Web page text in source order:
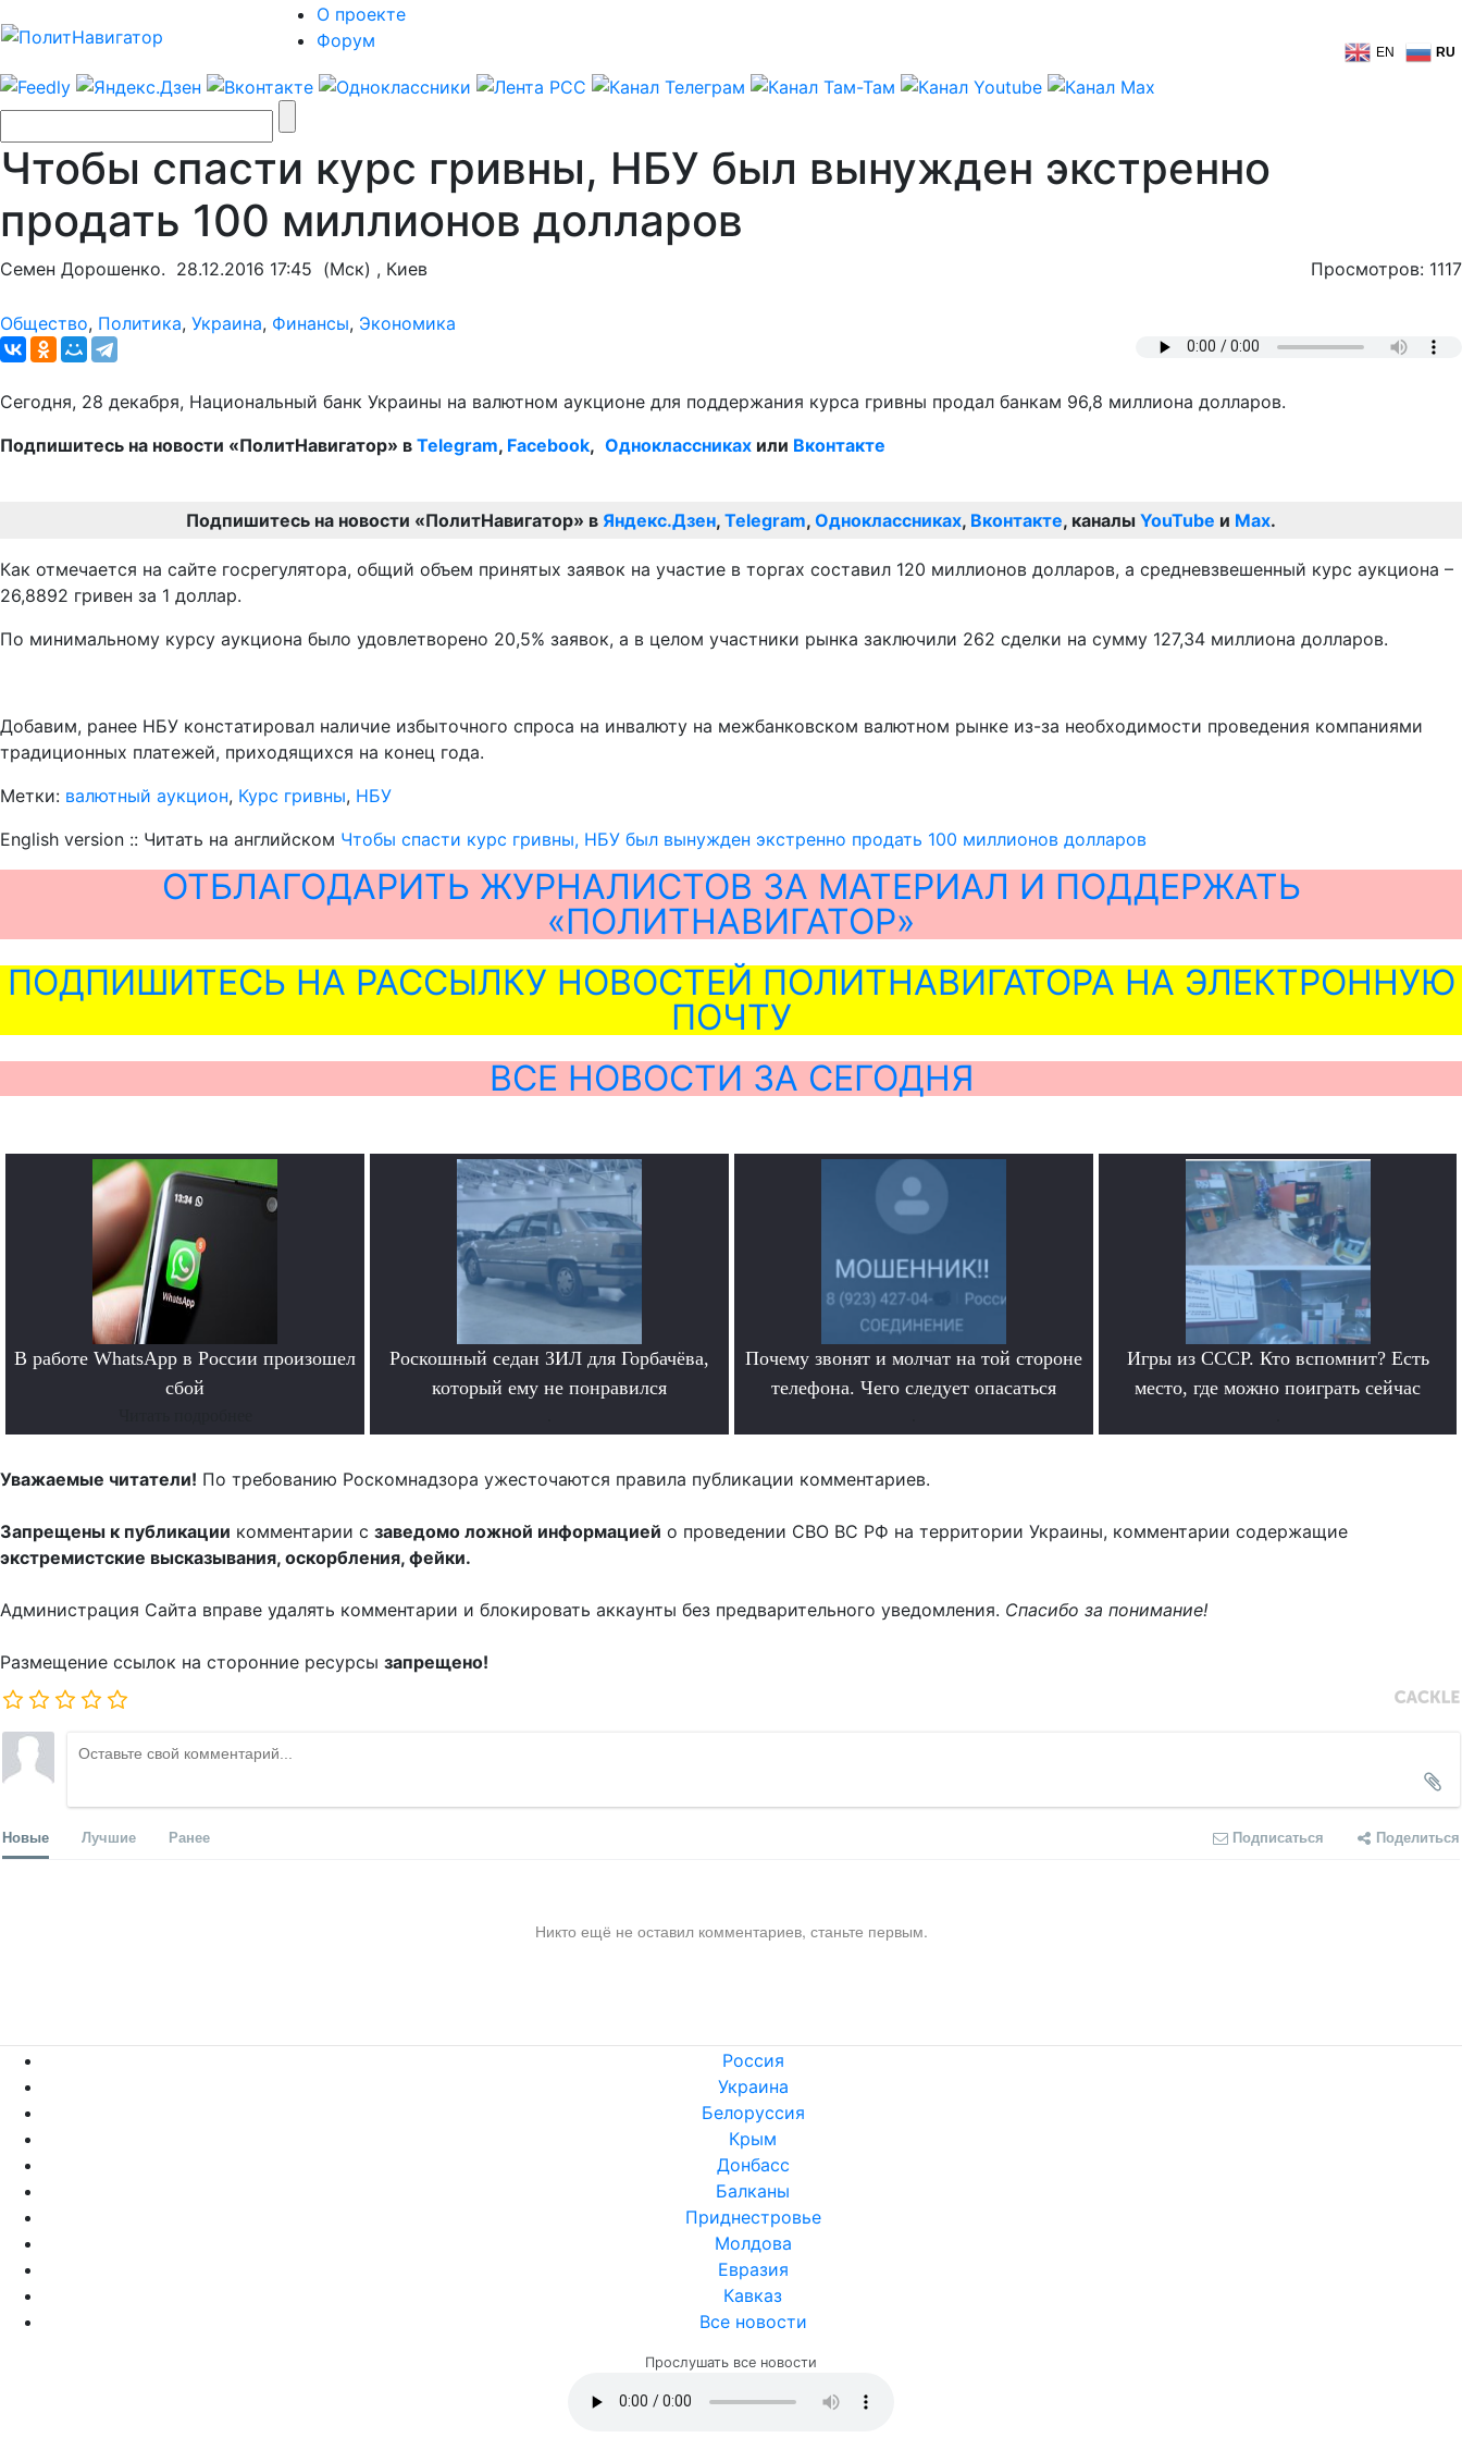
О проекте
Форум
EN RU
Чтобы спасти курс гривны, НБУ был вынужден экстренно
продать 100 миллионов долларов
Семен Дорошенко. 28.12.2016 17:45 (Мск) , Киев Просмотров: 1117
Общество, Политика, Украина, Финансы, Экономика
Сегодня, 28 декабря, Национальный банк Украины на валютном аукционе для поддержания курса гривны продал банкам 96,8 миллиона долларов.
Подпишитесь на новости «ПолитНавигатор» в Telegram, Facebook, Одноклассниках или Вконтакте
Подпишитесь на новости «ПолитНавигатор» в Яндекс.Дзен, Telegram, Одноклассниках, Вконтакте, каналы YouTube и Max.
Как отмечается на сайте госрегулятора, общий объем принятых заявок на участие в торгах составил 120 миллионов долларов, а средневзвешенный курс аукциона –
26,8892 гривен за 1 доллар.
По минимальному курсу аукциона было удовлетворено 20,5% заявок, а в целом участники рынка заключили 262 сделки на сумму 127,34 миллиона долларов.
Добавим, ранее НБУ констатировал наличие избыточного спроса на инвалюту на межбанковском валютном рынке из-за необходимости проведения компаниями
традиционных платежей, приходящихся на конец года.
Метки: валютный аукцион, Курс гривны, НБУ
English version :: Читать на английском Чтобы спасти курс гривны, НБУ был вынужден экстренно продать 100 миллионов долларов
ОТБЛАГОДАРИТЬ ЖУРНАЛИСТОВ ЗА МАТЕРИАЛ И ПОДДЕРЖАТЬ
«ПОЛИТНАВИГАТОР»
ПОДПИШИТЕСЬ НА РАССЫЛКУ НОВОСТЕЙ ПОЛИТНАВИГАТОРА НА ЭЛЕКТРОННУЮ
ПОЧТУ
ВСЕ НОВОСТИ ЗА СЕГОДНЯ
В работе WhatsApp в России произошел
сбой
Роскошный седан ЗИЛ для Горбачёва,
который ему не понравился
Почему звонят и молчат на той стороне
телефона. Чего следует опасаться
Игры из СССР. Кто вспомнит? Есть
место, где можно поиграть сейчас
Уважаемые читатели! По требованию Роскомнадзора ужесточаются правила публикации комментариев.
Запрещены к публикации комментарии с заведомо ложной информацией о проведении СВО ВС РФ на территории Украины, комментарии содержащие
экстремистские высказывания, оскорбления, фейки.
Администрация Сайта вправе удалять комментарии и блокировать аккаунты без предварительного уведомления. Спасибо за понимание!
Размещение ссылок на сторонние ресурсы запрещено!
Новые Лучшие Ранее Подписаться Поделиться
Никто ещё не оставил комментариев, станьте первым.
Россия
Украина
Белоруссия
Крым
Донбасс
Балканы
Приднестровье
Молдова
Евразия
Кавказ
Все новости
Прослушать все новости